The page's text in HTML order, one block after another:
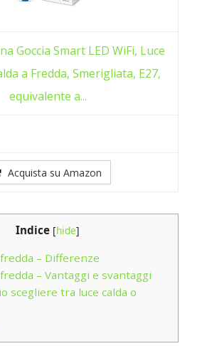
Goccia Smart LED WiFi, Luce
a Fredda, Smerigliata, E27,
equivalente a...
Acquista su Amazon
Indice [hide]
– Differenze
– Vantaggi e svantaggi
scegliere tra luce calda o